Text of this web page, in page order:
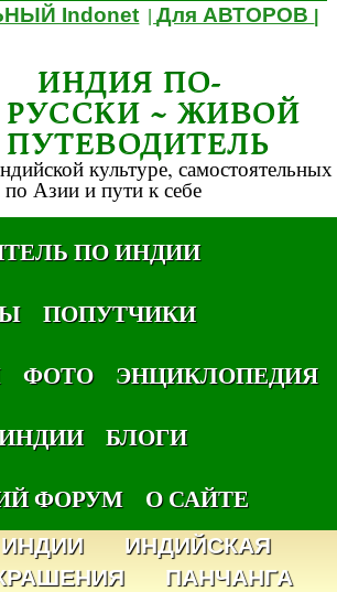
Indonet |Для АВТОРОВ
ИНДИЯ ПО-
РУССКИ ~ ЖИВОЙ
ПУТЕВОДИТЕЛЬ
культуре, самостоятельных
Азии и пути к себе
ПО ИНДИИ
ПОПУТЧИКИ
ФОТО
ЭНЦИКЛОПЕДИЯ
БЛОГИ
ФОРУМ
О САЙТЕ
ИНДИЙСКАЯ
ПАНЧАНГА